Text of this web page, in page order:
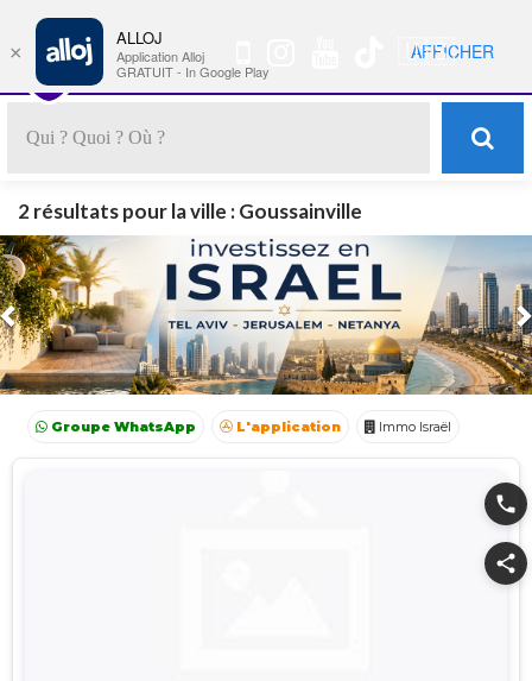
🇺🇸 Nav
2 résultats pour la ville : Goussainville
Previous
Groupe WhatsApp L'application Immo Israël
phone
share
×
ALLOJ
Application Alloj
GRATUIT - In Google Play
AFFICHER